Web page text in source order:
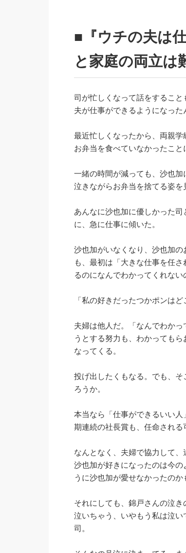
■『ウチの夫は
と家庭の両立は
司が忙しくなって話をすること
夫が仕事ができるようになっ
最近忙しくなったから、両親
お弁当を食べていなかったこと
一緒の時間が減っても、沙也加
泣きながらお弁当を捨てる姿を
あんなに沙也加に優しかった
に、急に仕事に傾いた。
沙也加がいなくなり、沙也加
も、最初は「大きな仕事を任
るのになんでわかってくれない
「私の好きだったつかポンは
夫婦は他人だ。「なんでわか
うとする努力も、わかっても
なってくる。
投げ出したくもなる。でも、
ろうか。
本当なら「仕事ができるいい
期連続の社長賞も、任命される
なんとなく、夫婦で協力して
沙也加が好きになったのは今
うに沙也加が愛せなかったのか
それにしても、錦戸さんの泣
泣いちゃう、いやもう私は泣
司。